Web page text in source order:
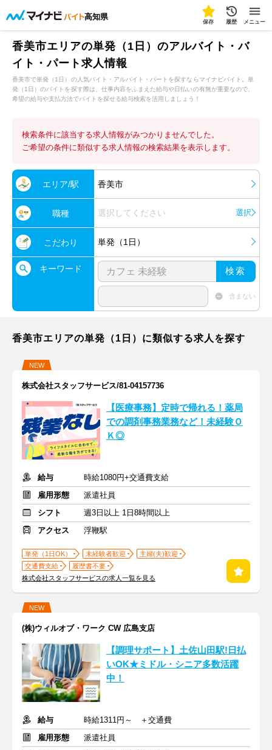
高知県
保存 履歴 メニュー
香美市エリアの単発（1日）のアルバイト・バ
イト・パート求人情報
香美市で単発（1日）の人気バイト・アルバイト・パートを探すならマイナビバイト。単
発（1日）のバイトを探す際は、仕事内容をふまえた給与や日払いの有無が重要なので、
希望の給与や支払方法でバイトを探せる給与検索を活用しましょう！
検索条件に該当する求人情報がみつかりませんでした。
ご希望の条件に類似する求人情報の検索結果を表示します。
エリア/駅 香美市
職種 選択してください 選択
こだわり 単発（1日）
キーワード 検索
含まない
香美市エリアの単発（1日）に類似する求人を探す
NEW
株式会社スタッフサービス/81-04157736
【医療事務】定時で帰れる！薬局
での調剤事務業務など！未経験Ｏ
Ｋ◎
給与
時給1080円+交通費支給
雇用形態
派遣社員
シフト
週3日以上 1日8時間以上
アクセス
浮鞭駅
単発（1日OK） 未経験者歓迎
主婦(夫)歓迎
交通費支給
履歴書不要
株式会社スタッフサービスの求人一覧を見る
NEW
(株)ウィルオブ・ワーク CW 広島支店
【調理サポート】土佐山田駅!日払
いOK★ミドル・シニア多数活躍
中！
給与
時給1311円～ ＋交通費
雇用形態
派遣社員